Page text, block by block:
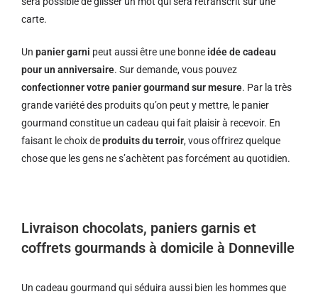
carte.
Un panier garni peut aussi être une bonne idée de cadeau
pour un anniversaire. Sur demande, vous pouvez
confectionner votre panier gourmand sur mesure. Par la très
grande variété des produits qu’on peut y mettre, le panier
gourmand constitue un cadeau qui fait plaisir à recevoir. En
faisant le choix deproduits du terroir, vous offrirez quelque
chose que les gens ne s’achètent pas forcément au quotidien.
Livraison chocolats, paniers garnis et
coffrets gourmands à domicile à Donneville
Un cadeau gourmand qui séduira aussi bien les hommes que